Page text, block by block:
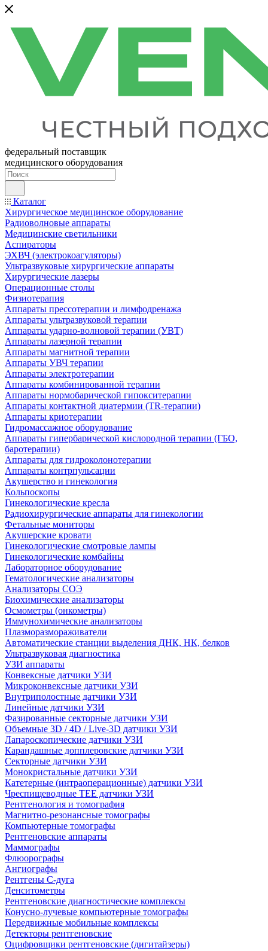
федеральный поставщик
медицинского оборудования
Каталог
Хирургическое медицинское оборудование
Радиоволновые аппараты
Медицинские светильники
Аспираторы
ЭХВЧ (электрокоагуляторы)
Ультразвуковые хирургические аппараты
Хирургические лазеры
Операционные столы
Физиотерапия
Аппараты прессотерапии и лимфодренажа
Аппараты ультразвуковой терапии
Аппараты ударно-волновой терапии (УВТ)
Аппараты лазерной терапии
Аппараты магнитной терапии
Аппараты УВЧ терапии
Аппараты электротерапии
Аппараты комбинированной терапии
Аппараты нормобарической гипокситерапии
Аппараты контактной диатермии (TR-терапии)
Аппараты криотерапии
Гидромассажное оборудование
Аппараты гипербарической кислородной терапии (ГБО,
баротерапии)
Аппараты для гидроколонотерапии
Аппараты контрпульсации
Акушерство и гинекология
Кольпоскопы
Гинекологические кресла
Радиохирургические аппараты для гинекологии
Фетальные мониторы
Акушерские кровати
Гинекологические смотровые лампы
Гинекологические комбайны
Лабораторное оборудование
Гематологические анализаторы
Анализаторы СОЭ
Биохимические анализаторы
Осмометры (онкометры)
Иммунохимические анализаторы
Плазморазмораживатели
Автоматические станции выделения ДНК, НК, белков
Ультразвуковая диагностика
УЗИ аппараты
Конвексные датчики УЗИ
Микроконвексные датчики УЗИ
Внутриполостные датчики УЗИ
Линейные датчики УЗИ
Фазированные секторные датчики УЗИ
Объемные 3D / 4D / Live-3D датчики УЗИ
Лапароскопические датчики УЗИ
Карандашные допплеровские датчики УЗИ
Секторные датчики УЗИ
Монокристальные датчики УЗИ
Катетерные (интраоперационные) датчики УЗИ
Чреспищеводные TEE датчики УЗИ
Рентгенология и томография
Магнитно-резонансные томографы
Компьютерные томографы
Рентгеновские аппараты
Маммографы
Флюорографы
Ангиографы
Рентгены С-дуга
Денситометры
Рентгеновские диагностические комплексы
Конусно-лучевые компьютерные томографы
Передвижные мобильные комплексы
Детекторы рентгеновские
Оцифровщики рентгеновские (дигитайзеры)